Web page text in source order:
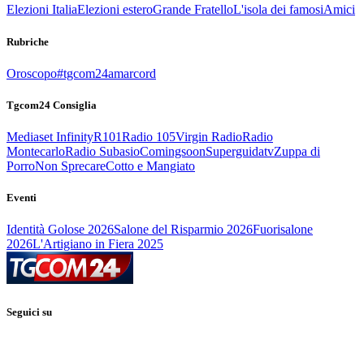
Elezioni ItaliaElezioni esteroGrande FratelloL'isola dei famosiAmici
Rubriche
Oroscopo#tgcom24amarcord
Tgcom24 Consiglia
Mediaset InfinityR101Radio 105Virgin RadioRadio
MontecarloRadio SubasioComingsoonSuperguidatvZuppa di
PorroNon SprecareCotto e Mangiato
Eventi
Identità Golose 2026Salone del Risparmio 2026Fuorisalone
2026L'Artigiano in Fiera 2025
Seguici su